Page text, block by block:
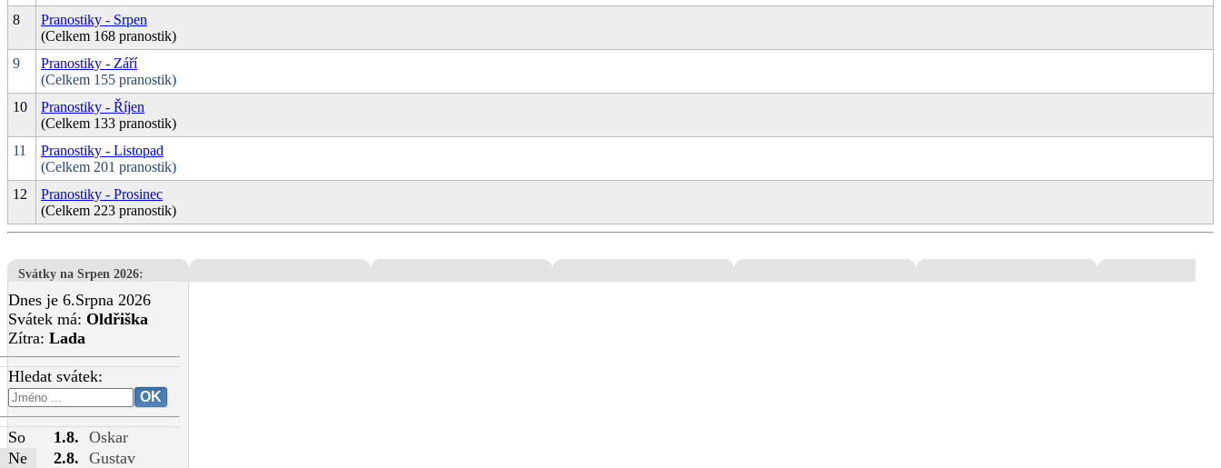
8
Pranostiky - Srpen
(Celkem 168 pranostik)
9
Pranostiky - Září
(Celkem 155 pranostik)
10
Pranostiky - Říjen
(Celkem 133 pranostik)
11
Pranostiky - Listopad
(Celkem 201 pranostik)
12
Pranostiky - Prosinec
(Celkem 223 pranostik)
Svátky na Srpen 2026:
Dnes je 6.Srpna 2026
Svátek má: Oldřiška
Zítra: Lada
Hledat svátek:
So 1.8. Oskar
Ne
2.8. Gustav